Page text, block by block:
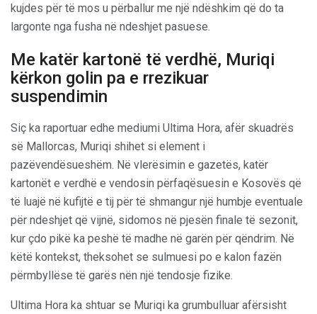
kujdes për të mos u përballur me një ndëshkim që do ta
largonte nga fusha në ndeshjet pasuese.
Me katër kartonë të verdhë, Muriqi
kërkon golin pa e rrezikuar
suspendimin
Siç ka raportuar edhe mediumi Ultima Hora, afër skuadrës
së Mallorcas, Muriqi shihet si element i
pazëvendësueshëm. Në vlerësimin e gazetës, katër
kartonët e verdhë e vendosin përfaqësuesin e Kosovës që
të luajë në kufijtë e tij për të shmangur një humbje eventuale
për ndeshjet që vijnë, sidomos në pjesën finale të sezonit,
kur çdo pikë ka peshë të madhe në garën për qëndrim. Në
këtë kontekst, theksohet se sulmuesi po e kalon fazën
përmbyllëse të garës nën një tendosje fizike.
Ultima Hora ka shtuar se Muriqi ka grumbulluar afërsisht